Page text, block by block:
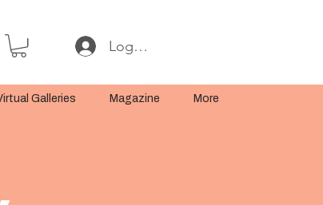
Log In or Sign Up
Galleries Magazine More